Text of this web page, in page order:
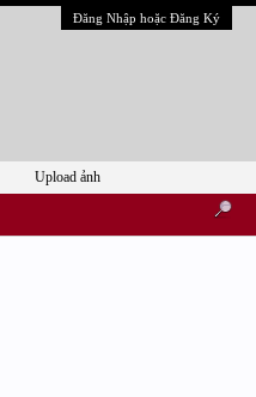
Đăng Nhập hoặc Đăng Ký
Upload ảnh